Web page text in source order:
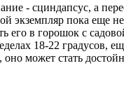
- сциндапсус, а
экземпляр пока
его в горошок с
18-22 градусов,
оно может стать